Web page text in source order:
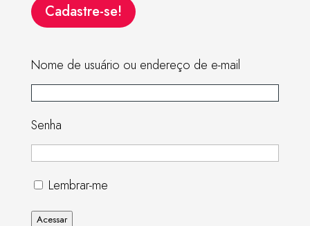
Cadastre-se!
Nome de usuário ou endereço de e-mail
Senha
Lembrar-me
Acessar